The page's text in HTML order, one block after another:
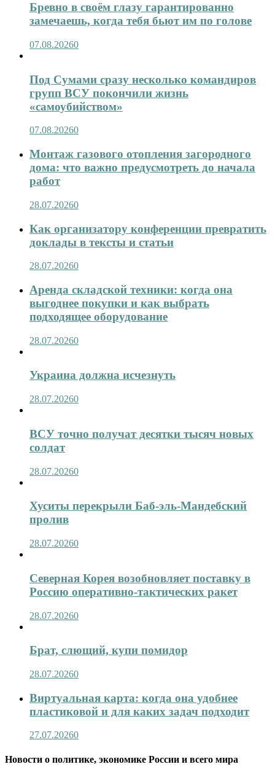
Бревно в своём глазу гарантированно
замечаешь, когда тебя бьют им по голове
07.08.20260
Под Сумами сразу несколько командиров
групп ВСУ покончили жизнь
«самоубийством»
07.08.20260
Монтаж газового отопления загородного
дома: что важно предусмотреть до начала
работ
28.07.20260
Как организатору конференции превратить
доклады в тексты и статьи
28.07.20260
Аренда складской техники: когда она
выгоднее покупки и как выбрать
подходящее оборудование
28.07.20260
Украина должна исчезнуть
28.07.20260
ВСУ точно получат десятки тысяч новых
солдат
28.07.20260
Хуситы перекрыли Баб-эль-Мандебский
пролив
28.07.20260
Северная Корея возобновляет поставку в
Россию оперативно-тактических ракет
28.07.20260
Брат, слющий, купи помидор
28.07.20260
Виртуальная карта: когда она удобнее
пластиковой и для каких задач подходит
27.07.20260
Новости о политике, экономике России и всего мира